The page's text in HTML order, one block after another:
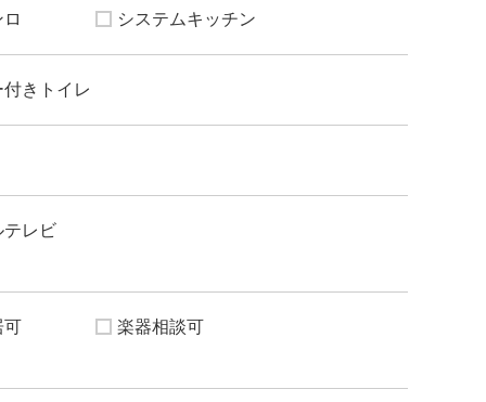
システムキッチン
付きトイレ
テレビ
可
楽器相談可